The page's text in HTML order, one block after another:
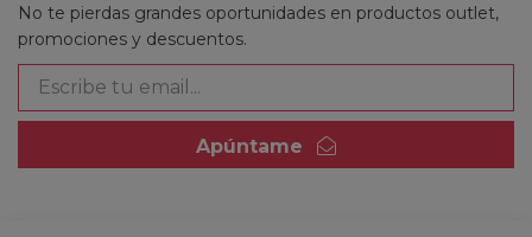
No te pierdas grandes oportunidades en productos outlet,
promociones y descuentos.
Apúntame